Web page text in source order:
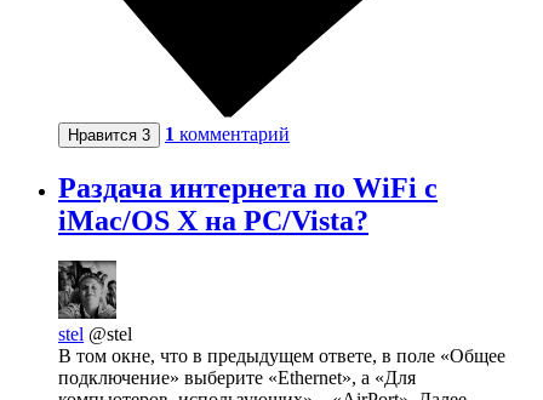
Нравится 3 1 комментарий
Раздача интернета по WiFi с
iMac/OS X на PC/Vista?
stel @stel
В том окне, что в предыдущем ответе, в поле «Общее
подключение» выберите «Ethernet», а «Для